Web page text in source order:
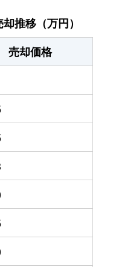
推移（万円）
売却価格